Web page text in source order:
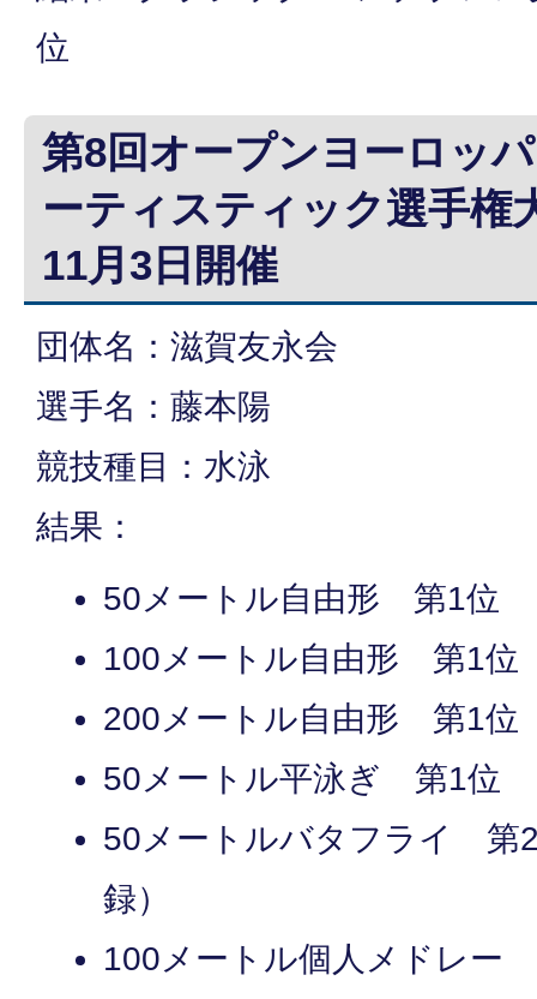
位
第8回オープンヨーロッ
ーティスティック選手
11月3日開催
団体名：滋賀友永会
選手名：藤本陽
競技種目：水泳
結果：
50メートル自由形 第1位
100メートル自由形 第1位
200メートル自由形 第1位
50メートル平泳ぎ 第1位
50メートルバタフライ 第
録）
100メートル個人メドレ